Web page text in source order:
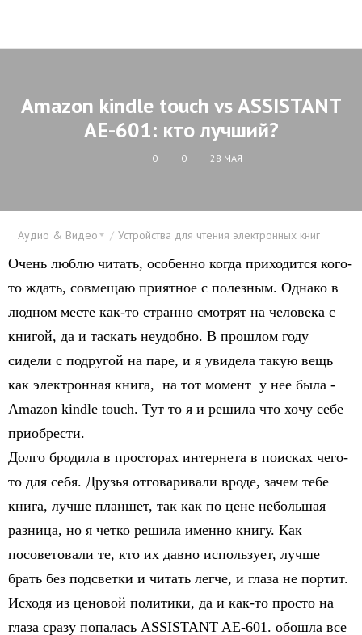
Аmazon kindle touch vs ASSISTANT
AE-601: кто лучший?
0 0 28 МАЯ
Аудио & Видео Устройства для чтения электронных книг
Очень люблю читать, особенно когда приходится кого-
то ждать, совмещаю приятное с полезным. Однако в
людном месте как-то странно смотрят на человека с
книгой, да и таскать неудобно. В прошлом году
сидели с подругой на паре, и я увидела такую вещь
как электронная книга, на тот момент у нее была -
Аmazon kindle touch. Тут то я и решила что хочу себе
приобрести.
Долго бродила в просторах интернета в поисках чего-
то для себя. Друзья отговаривали вроде, зачем тебе
книга, лучше планшет, так как по цене небольшая
разница, но я четко решила именно книгу. Как
посоветовали те, кто их давно использует, лучше
брать без подсветки и читать легче, и глаза не портит.
Исходя из ценовой политики, да и как-то просто на
глаза сразу попалась ASSISTANT AE-601. обошла все